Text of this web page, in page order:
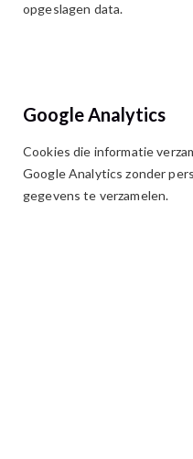
opgeslagen data.
Google Analytics
Cookies die informatie
Google Analytics zonder
gegevens te verzamelen.